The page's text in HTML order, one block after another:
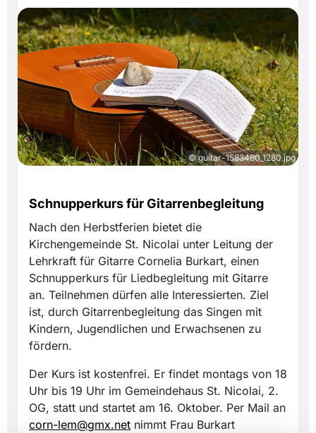
© guitar-1583480_1280.jpg
Schnupperkurs für Gitarrenbegleitung
Nach den Herbstferien bietet die
Kirchengemeinde St. Nicolai unter Leitung der
Lehrkraft für Gitarre Cornelia Burkart, einen
Schnupperkurs für Liedbegleitung mit Gitarre
an. Teilnehmen dürfen alle Interessierten. Ziel
ist, durch Gitarrenbegleitung das Singen mit
Kindern, Jugendlichen und Erwachsenen zu
fördern.
Der Kurs ist kostenfrei. Er findet montags von 18
Uhr bis 19 Uhr im Gemeindehaus St. Nicolai, 2.
OG, statt und startet am 16. Oktober. Per Mail an
corn-lem@gmx.net nimmt Frau Burkart